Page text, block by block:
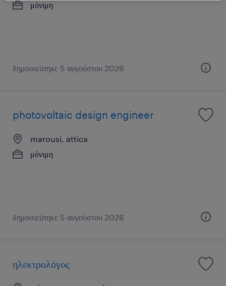
μόνιμη
δημοσιεύτηκε 5 αυγούστου 2026
photovoltaic design engineer
marousi, attica
μόνιμη
δημοσιεύτηκε 5 αυγούστου 2026
ηλεκτρολόγος